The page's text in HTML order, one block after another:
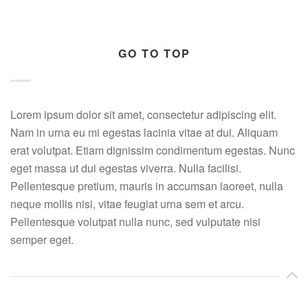
GO TO TOP
Lorem ipsum dolor sit amet, consectetur adipiscing elit.
Nam in urna eu mi egestas lacinia vitae at dui. Aliquam
erat volutpat. Etiam dignissim condimentum egestas. Nunc
eget massa ut dui egestas viverra. Nulla facilisi.
Pellentesque pretium, mauris in accumsan laoreet, nulla
neque mollis nisi, vitae feugiat urna sem et arcu.
Pellentesque volutpat nulla nunc, sed vulputate nisi
semper eget.